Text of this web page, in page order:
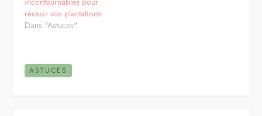
réussir vos plantations
Dans "Astuces"
ASTUCES